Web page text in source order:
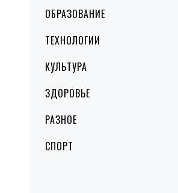
ОБРАЗОВАНИЕ
ТЕХНОЛОГИИ
КУЛЬТУРА
ЗДОРОВЬЕ
РАЗНОЕ
СПОРТ